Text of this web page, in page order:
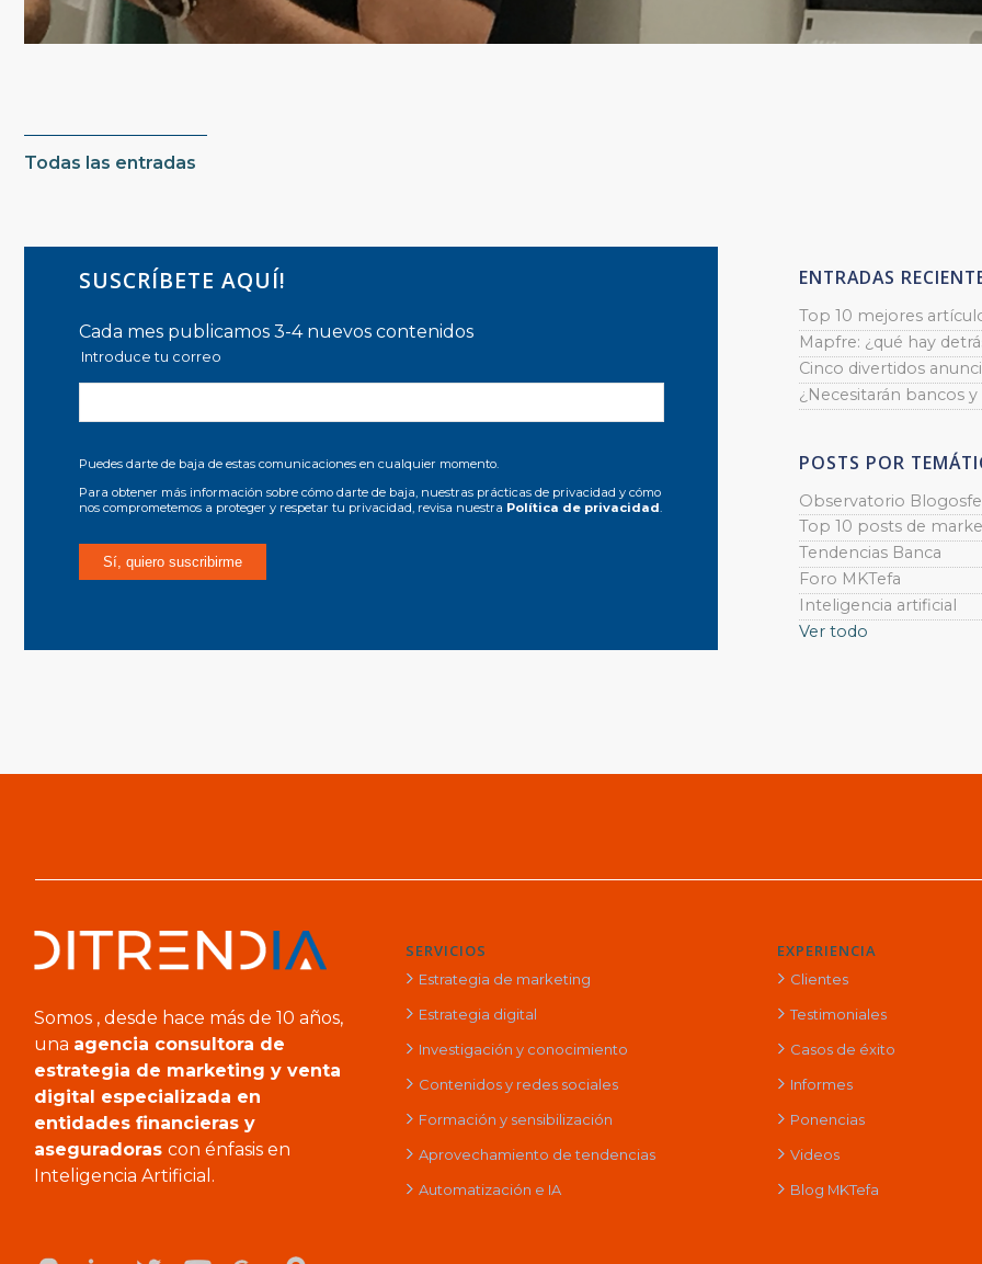
Todas las entradas
SUSCRÍBETE AQUÍ!
Cada mes publicamos 3-4 nuevos contenidos
Introduce tu correo
Puedes darte de baja de estas comunicaciones en cualquier momento.
Para obtener más información sobre cómo darte de baja, nuestras prácticas de privacidad y cómo
nos comprometemos a proteger y respetar tu privacidad, revisa nuestra Política de privacidad
ENTRADAS
Top 10 mejores
Mapfre: ¿qué hay
Cinco divertidos
¿Necesitarán bancos
POSTS POR
Observatorio
Top 10 posts de
Tendencias Banca
Foro MKTefa
Inteligencia artificial
Ver todo
Somos , desde hace más de 10 años,
una agencia consultora de
estrategia de marketing y venta
digital especializada en
entidades financieras y
aseguradorascon énfasis en
Inteligencia Artificial.
SERVICIOS
Estrategia de marketing
Estrategia digital
Investigación y conocimiento
Contenidos y redes sociales
Formación y sensibilización
Aprovechamiento de tendencias
Automatización e IA
EXPERIENCIA
Clientes
Testimoniales
Casos de éxito
Informes
Ponencias
Videos
Blog MKTefa